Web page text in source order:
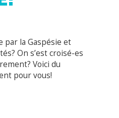
par la Gaspésie et
On s’est croisé-es
Voici du
pour vous!